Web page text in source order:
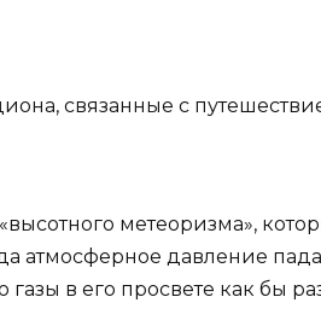
связанные с
метеоризма»,
атмосферное давление
газы в его просвете как бы